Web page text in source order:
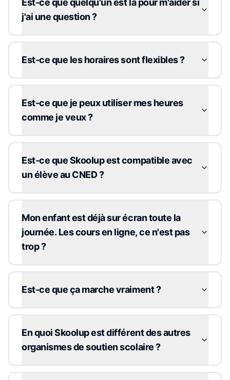
Est-ce que quelqu'un est là pour m'aider si
j'ai une question ?
Est-ce que les horaires sont flexibles ?
Est-ce que je peux utiliser mes heures
comme je veux ?
Est-ce que Skoolup est compatible avec
un élève au CNED ?
Mon enfant est déjà sur écran toute la
journée. Les cours en ligne, ce n'est pas
trop ?
Est-ce que ça marche vraiment ?
En quoi Skoolup est différent des autres
organismes de soutien scolaire ?